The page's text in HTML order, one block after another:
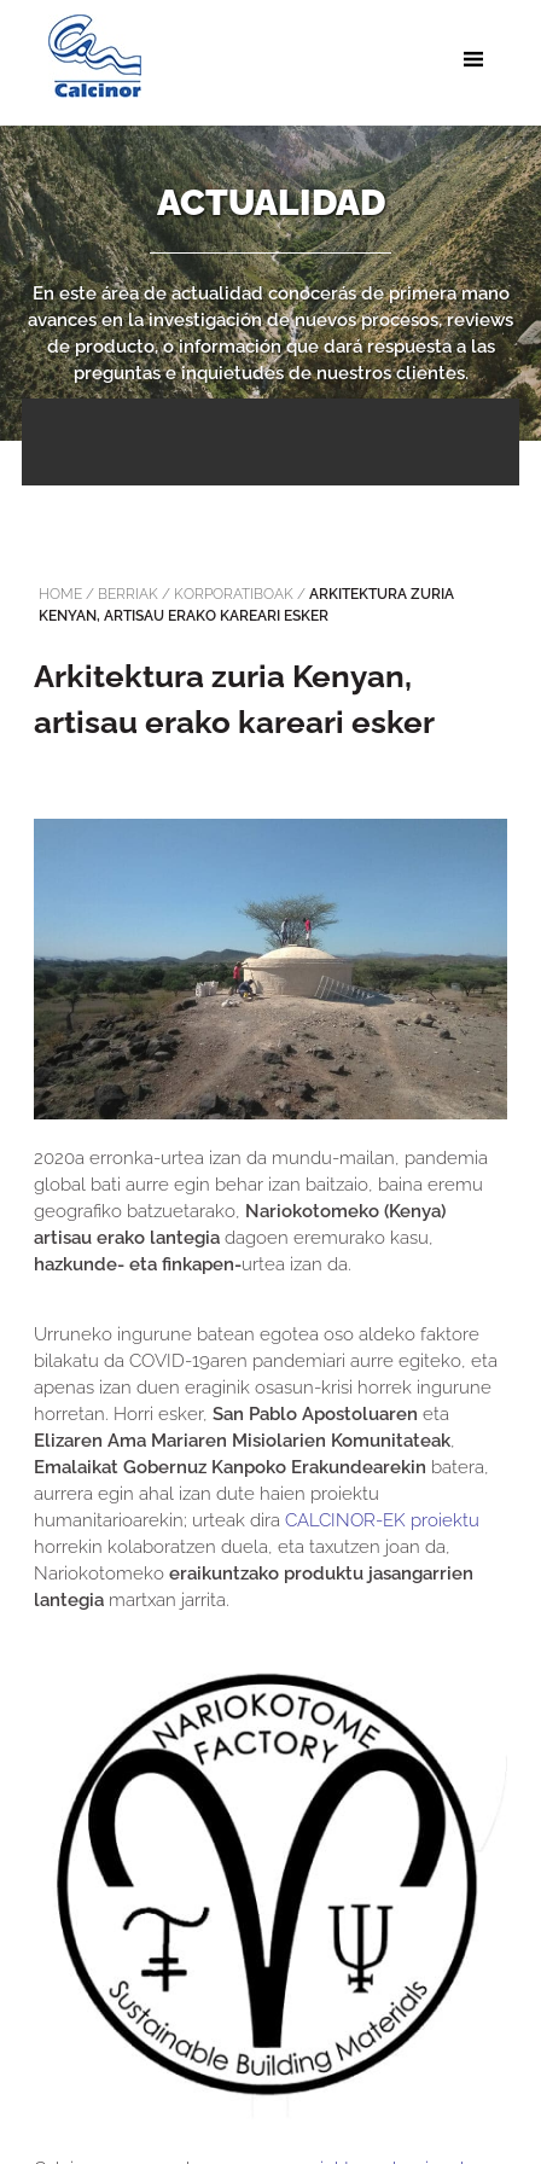
ACTUALIDAD
En este área de actualidad conocerás de primera mano
avances en la investigación de nuevos procesos, reviews
de producto, o información que dará respuesta a las
preguntas e inquietudes de nuestros clientes.
HOME/ BERRIAK/ KORPORATIBOAK/ ARKITEKTURA ZURIA
KENYAN, ARTISAU ERAKO KAREARI ESKER
Arkitektura zuria Kenyan,
artisau erako kareari esker
2020a erronka-urtea izan da mundu-mailan, pandemia
global bati aurre egin behar izan baitzaio, baina eremu
geografiko batzuetarako, Nariokotomeko (Kenya)
artisau erako lantegiadagoen eremurako kasu,
hazkunde- eta finkapen-urtea izan da.
Urruneko ingurune batean egotea oso aldeko faktore
bilakatu da COVID-19aren pandemiari aurre egiteko, eta
apenas izan duen eraginik osasun-krisi horrek ingurune
horretan. Horri esker, San Pablo Apostoluaren eta
Elizaren Ama Mariaren Misiolarien Komunitateak,
Emalaikat Gobernuz Kanpoko Erakundearekin batera,
aurrera egin ahal izan dute haien proiektu
humanitarioarekin; urteak dira CALCINOR-EK proiektu
horrekin kolaboratzen duela, eta taxutzen joan da,
Nariokotomeko eraikuntzako produktu jasangarrien
lantegiamartxan jarrita.